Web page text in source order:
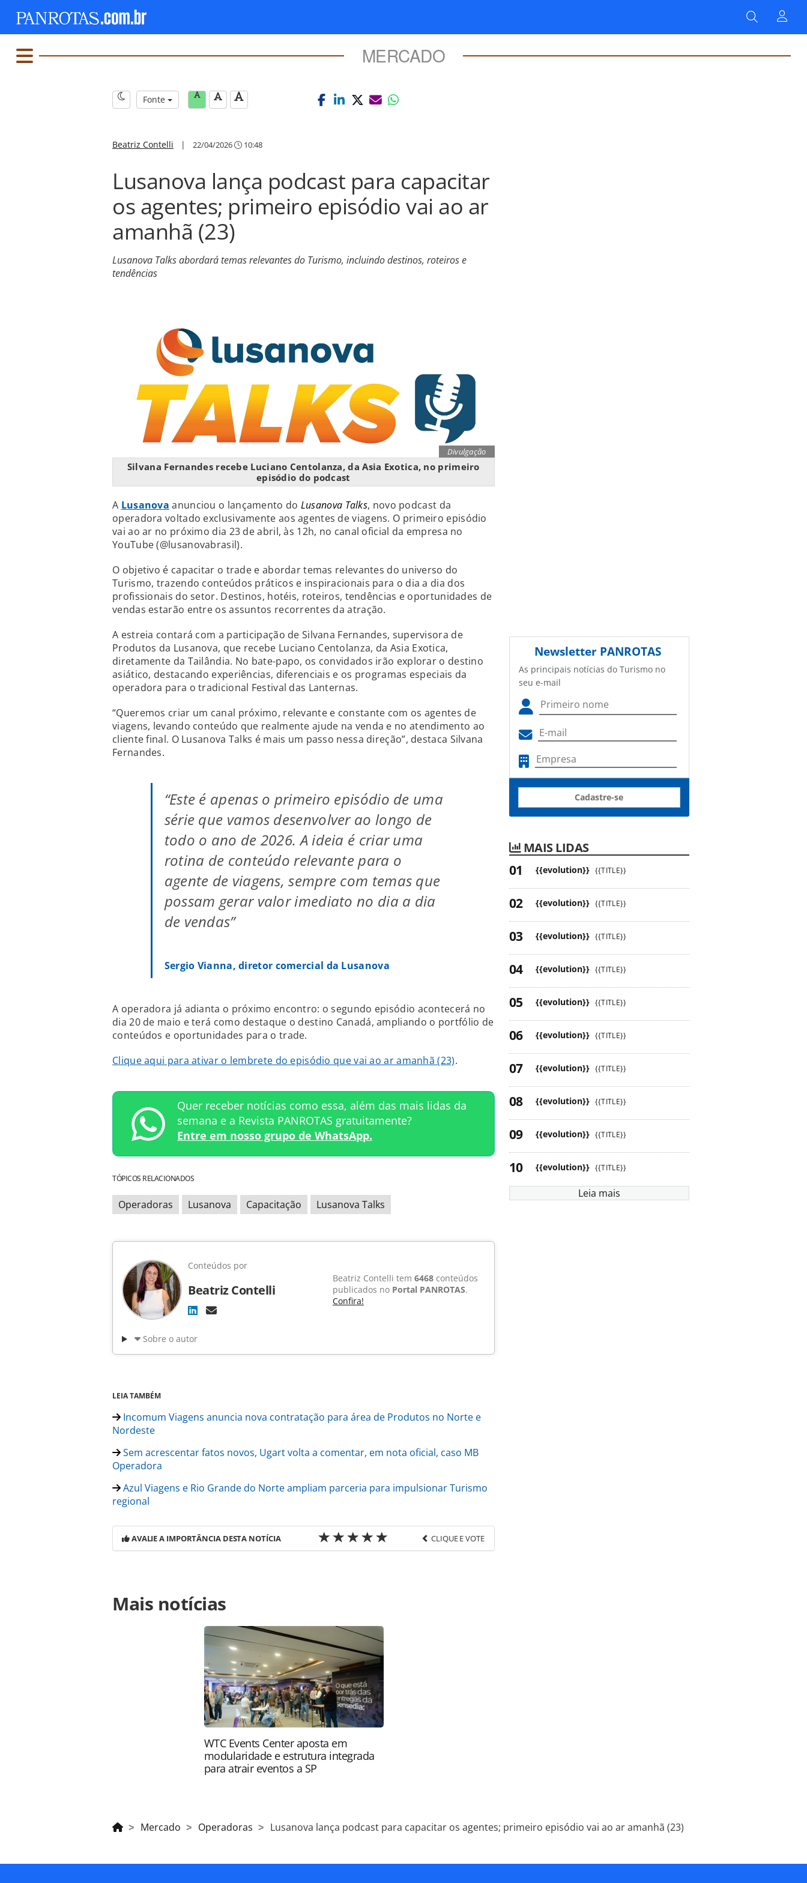
MERCADO
Fonte
Beatriz Contelli | 22/04/2026 10:48
Lusanova lança podcast para capacitar
os agentes; primeiro episódio vai ao ar
amanhã (23)
Lusanova Talks abordará temas relevantes do Turismo, incluindo destinos, roteiros e
tendências
Divulgação
Silvana Fernandes recebe Luciano Centolanza, da Asia Exotica, no primeiro
episódio do podcast
A Lusanova anunciou o lançamento do Lusanova Talks, novo podcast da
operadora voltado exclusivamente aos agentes de viagens. O primeiro episódio
vai ao ar no próximo dia 23 de abril, às 12h, no canal oficial da empresa no
YouTube (@lusanovabrasil).
O objetivo é capacitar o trade e abordar temas relevantes do universo do
Turismo, trazendo conteúdos práticos e inspiracionais para o dia a dia dos
profissionais do setor. Destinos, hotéis, roteiros, tendências e oportunidades de
vendas estarão entre os assuntos recorrentes da atração.
A estreia contará com a participação de Silvana Fernandes, supervisora de
Produtos da Lusanova, que recebe Luciano Centolanza, da Asia Exotica,
diretamente da Tailândia. No bate-papo, os convidados irão explorar o destino
asiático, destacando experiências, diferenciais e os programas especiais da
operadora para o tradicional Festival das Lanternas.
“Queremos criar um canal próximo, relevante e constante com os agentes de
viagens, levando conteúdo que realmente ajude na venda e no atendimento ao
cliente final. O Lusanova Talks é mais um passo nessa direção”, destaca Silvana
Fernandes.
“Este é apenas o primeiro episódio de uma
série que vamos desenvolver ao longo de
todo o ano de 2026. A ideia é criar uma
rotina de conteúdo relevante para o
agente de viagens, sempre com temas que
possam gerar valor imediato no dia a dia
de vendas”
Sergio Vianna, diretor comercial da Lusanova
A operadora já adianta o próximo encontro: o segundo episódio acontecerá no
dia 20 de maio e terá como destaque o destino Canadá, ampliando o portfólio de
conteúdos e oportunidades para o trade.
Clique aqui para ativar o lembrete do episódio que vai ao ar amanhã (23).
Quer receber notícias como essa, além das mais lidas da
semana e a Revista PANROTAS gratuitamente?
Entre em nosso grupo de WhatsApp.
TÓPICOS RELACIONADOS
Operadoras Lusanova Capacitação Lusanova Talks
Conteúdos por
Beatriz Contelli
Beatriz Contelli tem 6468 conteúdos
publicados no Portal PANROTAS.
Confira!
Sobre o autor
LEIA TAMBÉM
Incomum Viagens anuncia nova contratação para área de Produtos no Norte e
Nordeste
Sem acrescentar fatos novos, Ugart volta a comentar, em nota oficial, caso MB
Operadora
Azul Viagens e Rio Grande do Norte ampliam parceria para impulsionar Turismo
regional
AVALIE A IMPORTÂNCIA DESTA NOTÍCIA CLIQUE E VOTE
https://www.panrotas.com.br/mercado/operadoras/2026/04/lusanova-lanca-podcast-
para-capacitar-os-agentes-primeiro-episodio-vai-ao-ar-amanha-23_227861.html ou as
ferramentas oferecidas na página. Todo o conteúdo produzido pela PANROTAS Editora
é protegido pela legislação brasileira sobre direito autoral. Não reproduza o conteúdo
sem autorização da PANROTAS Editora (copyright@panrotas.com.br).
Mais notícias
WTC Events Center aposta em
modularidade e estrutura integrada
para atrair eventos a SP
Newsletter PANROTAS
As principais notícias do Turismo no
seu e-mail
Cadastre-se
MAIS LIDAS
{{evolution}} {{TITLE}}
{{evolution}} {{TITLE}}
{{evolution}} {{TITLE}}
{{evolution}} {{TITLE}}
{{evolution}} {{TITLE}}
{{evolution}} {{TITLE}}
{{evolution}} {{TITLE}}
{{evolution}} {{TITLE}}
{{evolution}} {{TITLE}}
{{evolution}} {{TITLE}}
Leia mais
Mercado Operadoras Lusanova lança podcast para capacitar os agentes; primeiro episódio vai ao ar amanhã (23)